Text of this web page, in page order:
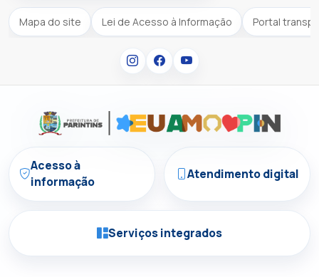
Mapa do site Lei de Acesso à Informação Portal
Acesso à
informação
Atendimento digital
Serviços integrados